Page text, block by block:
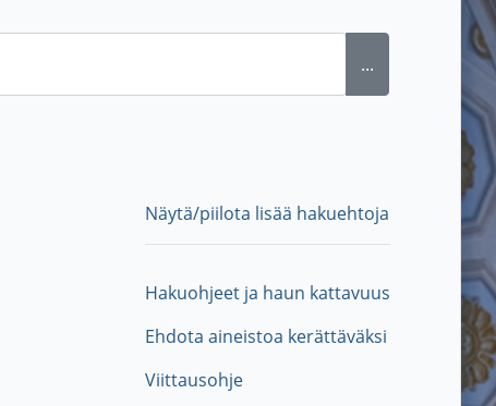
...
Näytä/piilota lisää hakuehtoja
Hakuohjeet ja haun kattavuus
Ehdota aineistoa kerättäväksi
Viittausohje